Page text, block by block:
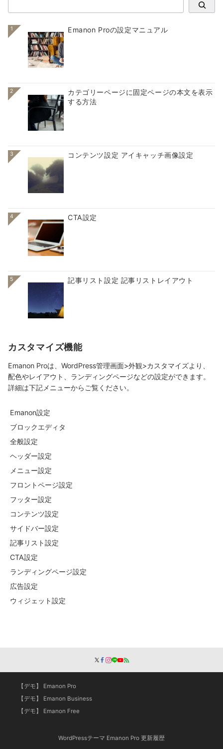
1 Emanon Proの設定マニュアル
2
カテゴリーページに固定ページの本文を表示
する方法
3 コンテンツ設定 アイキャッチ画像設定
4 CTA設定
5 記事リスト設定 記事リストレイアウト
カスタマイズ機能
Emanon Proは、WordPress管理画面>外観>カスタマイズより、
配色やレイアウト、ランディングページなどの設定ができます。
詳細は下記メニューからご覧ください。
Emanon設定
ブロックエディタ
全般設定
ヘッダー設定
メニュー設定
フロントページ設定
フッター設定
コンテンツ設定
サイドバー設定
記事リスト設定
CTA設定
ランディングページ設定
広告設定
ウィジェット設定
【デモ】 Emanon Pro
【デモ】 Emanon Business
【デモ】 Emanon Free
WordPressテーマ Emanon Pro 更新履歴